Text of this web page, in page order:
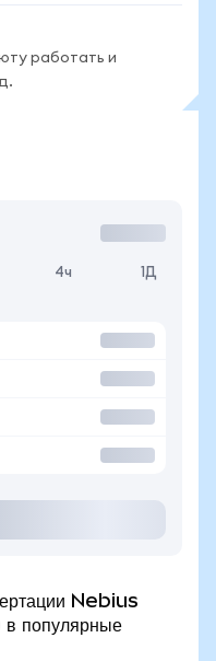
работать и
4ч 1Д
Nebius
популярные